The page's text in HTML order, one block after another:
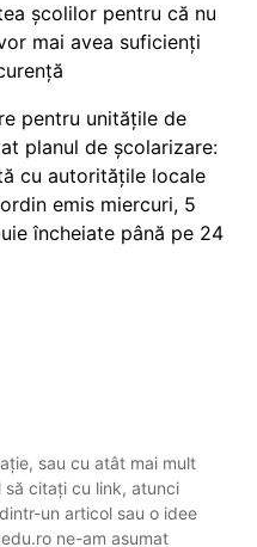
școlilor pentru că nu
mai avea suficienți
pentru unitățile de
planul de școlarizare:
cu autoritățile locale
emis miercuri, 5
încheiate până pe 24
sau cu atât mai mult
citați cu link, atunci
un articol sau o idee
ne-am asumat